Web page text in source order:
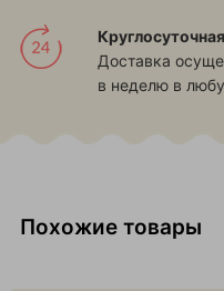
Доставка
в неделю в
Похожие товары